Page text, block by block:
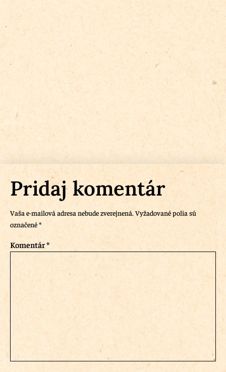
Pridaj komentár
Vaša e-mailová adresa nebude zverejnená.Vyžadované polia sú
označené*
Komentár*